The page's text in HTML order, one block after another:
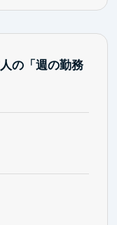
の「週の勤務